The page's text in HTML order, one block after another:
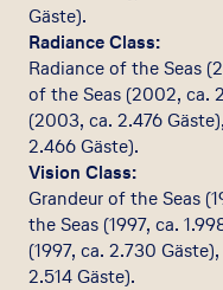
Gäste).
Radiance Class:
Radiance of the Seas
of the Seas (2002, ca.
(2003, ca. 2.476
2.466 Gäste).
Vision Class:
Grandeur of the Seas
the Seas (1997, ca.
(1997, ca. 2.730
2.514 Gäste).